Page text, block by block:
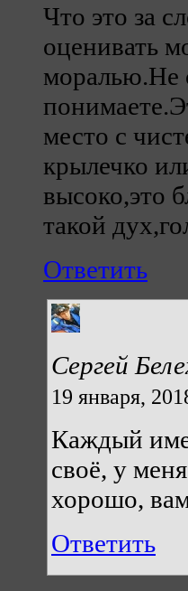
Что это за
оценивать
моралью.Не
место с
крылечко
высоко,это
такой
Ответить
Сергей
19 января,
Каждый
своё, у
хорошо,
Ответить